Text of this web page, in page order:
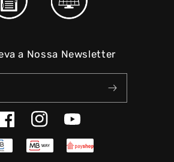
a Nossa Newsletter
InstagramYouTube